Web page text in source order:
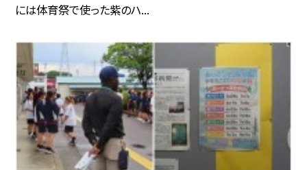
には体育祭で使った紫のハ...